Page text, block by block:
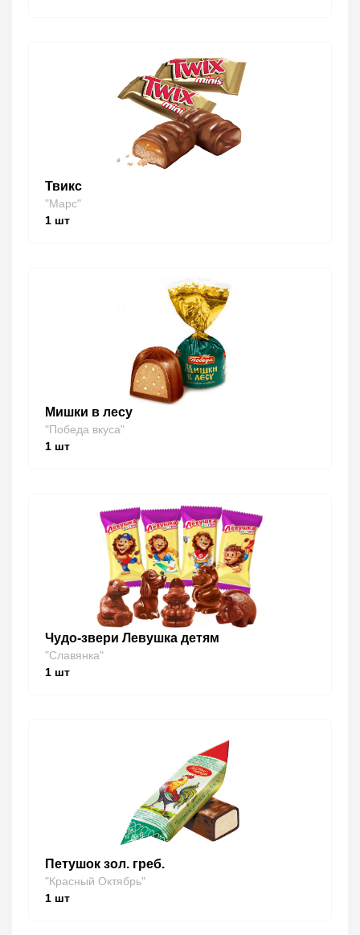
Твикс
"Марс"
1 шт
Мишки в лесу
"Победа вкуса"
1 шт
Чудо-звери Левушка детям
"Славянка"
1 шт
Петушок зол. греб.
"Красный Октябрь"
1 шт